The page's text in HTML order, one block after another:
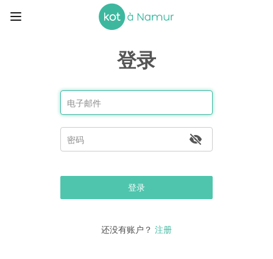
登录
登录
还没有账户？ 注册